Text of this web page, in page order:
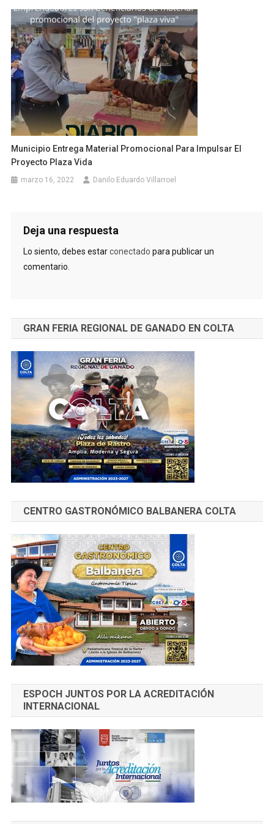
Municipio Entrega Material Promocional Para Impulsar El
Proyecto Plaza Vida
marzo 16, 2022 Danilo Eduardo Villarroel
Deja una respuesta
Lo siento, debes estarconectado para publicar un
comentario.
GRAN FERIA REGIONAL DE GANADO EN COLTA
CENTRO GASTRONÓMICO BALBANERA COLTA
ESPOCH JUNTOS POR LA ACREDITACIÓN
INTERNACIONAL